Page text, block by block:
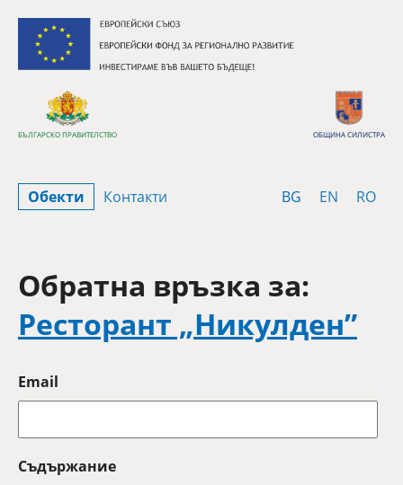
БЪЛГАРСКО ПРАВИТЕЛСТВО ОБЩИНА СИЛИСТРА
BG Bulgarian
EN English
RO
Обекти Контакти
Обратна връзка за:
Ресторант „Никулден”
Email
Съдържание